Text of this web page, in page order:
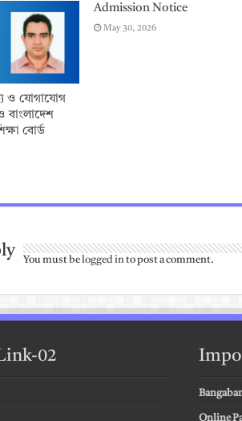
ও যোগাযোগ
ও বাংলাদেশ
বোর্ড
Admission Notice
May 30, 2026
You must belogged into post a comment.
02
Online